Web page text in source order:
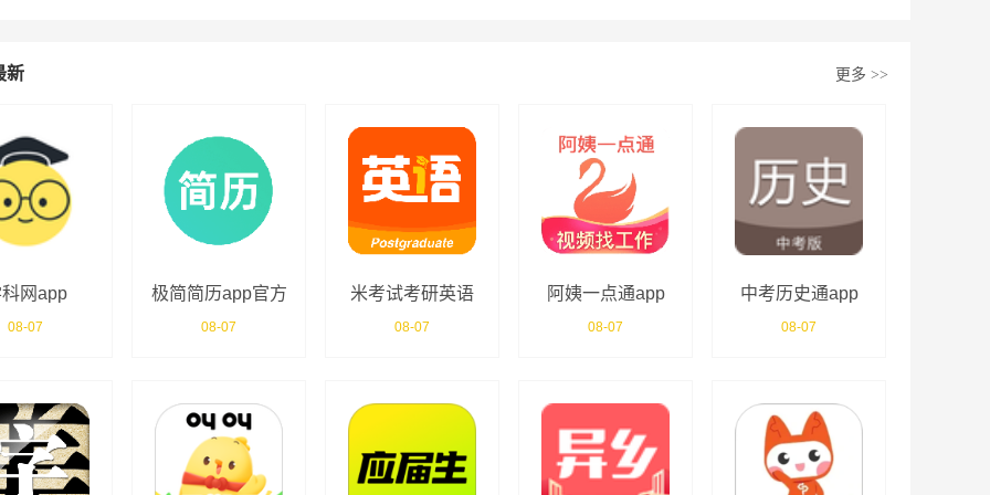
新 更多 >>
网app
08-07
极简简历app官方
版
08-07
米考试考研英语
08-07
阿姨一点通app
08-07
中考历史通app
08-07